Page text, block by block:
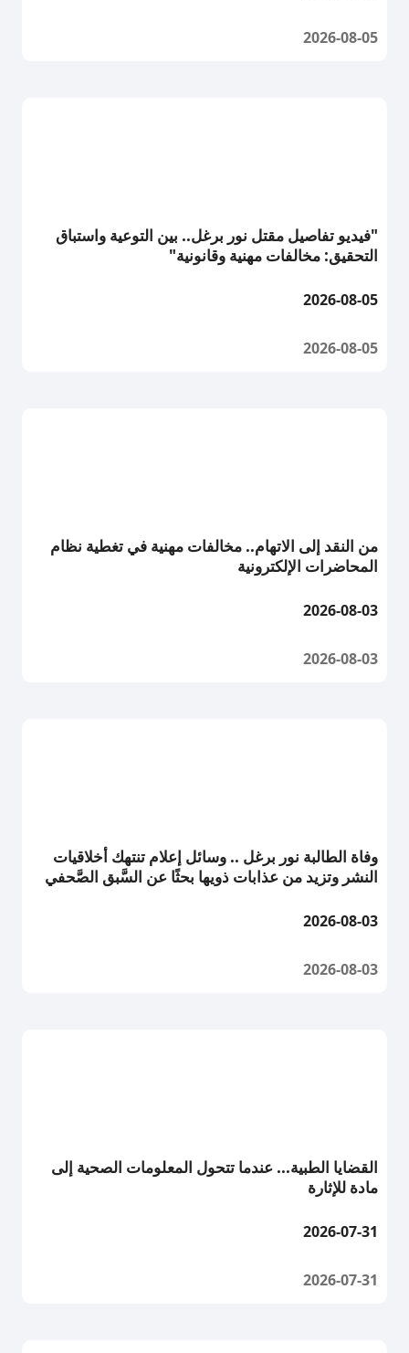
2026-08-05
"فيديو تفاصيل مقتل نور برغل.. بين التوعية واستباق
التحقيق: مخالفات مهنية وقانونية"
2026-08-05
2026-08-05
من النقد إلى الاتهام.. مخالفات مهنية في تغطية نظام
المحاضرات الإلكترونية
2026-08-03
2026-08-03
وفاة الطالبة نور برغل .. وسائل إعلام تنتهك أخلاقيات
النشر وتزيد من عذابات ذويها بحثًا عن السَّبق الصَّحفي
2026-08-03
2026-08-03
القضايا الطبية... عندما تتحول المعلومات الصحية إلى
مادة للإثارة
2026-07-31
2026-07-31